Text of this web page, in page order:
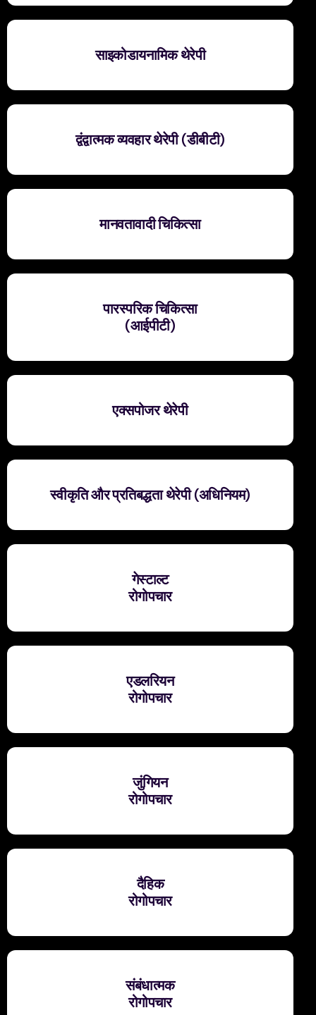
साइकोडायनामिक थेरेपी
द्वंद्वात्मक व्यवहार थेरेपी (डीबीटी)
मानवतावादी चिकित्सा
पारस्परिक चिकित्सा
(आईपीटी)
एक्सपोजर थेरेपी
स्वीकृति और प्रतिबद्धता थेरेपी (अधिनियम)
गेस्टाल्ट
रोगोपचार
एडलरियन
रोगोपचार
जुंगियन
रोगोपचार
दैहिक
रोगोपचार
संबंधात्मक
रोगोपचार